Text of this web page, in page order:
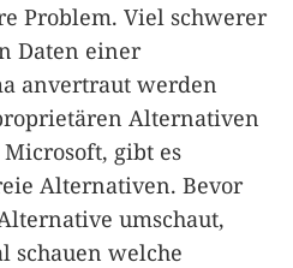
Problem. Viel schwerer
Daten einer
anvertraut werden
Alternativen
gibt es
Alternativen. Bevor
umschaut,
schauen welche